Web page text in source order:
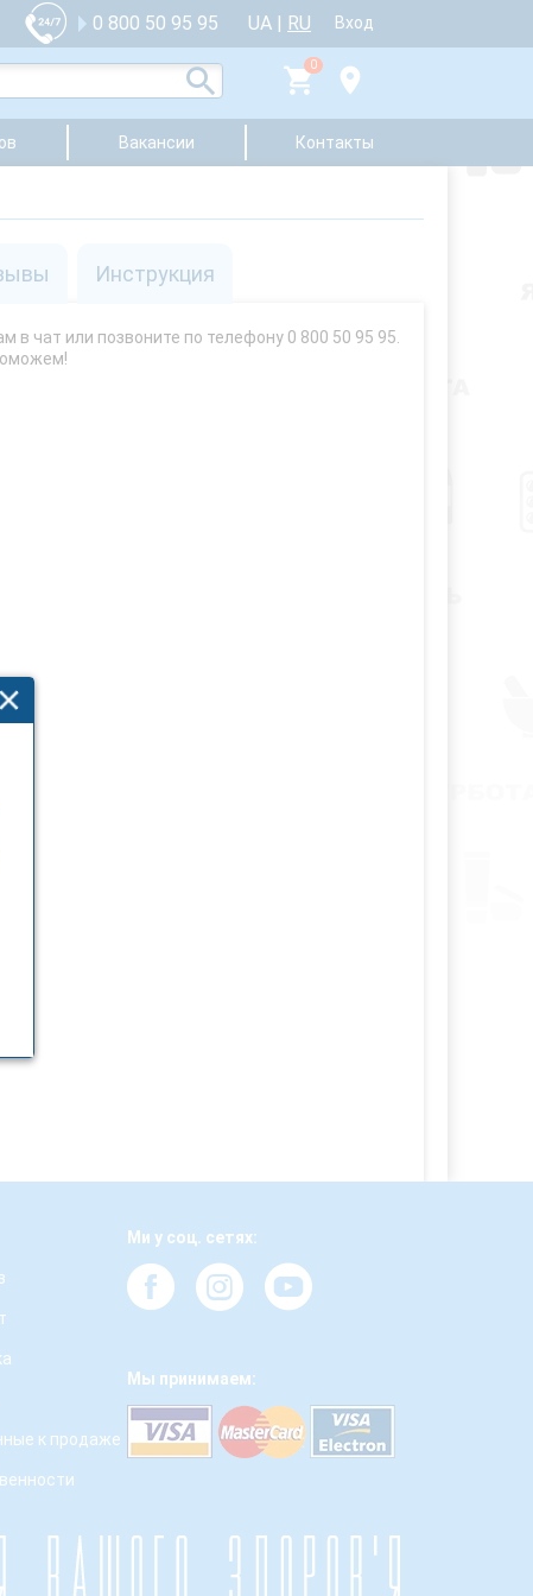
0 800 50 95 95 UA | RU Вход
0
Вакансии Контакты
Инструкция
чат или позвоните по телефону 0 800 50 95 95.
к продаже
Ми у соц. сетях:
Мы принимаем: